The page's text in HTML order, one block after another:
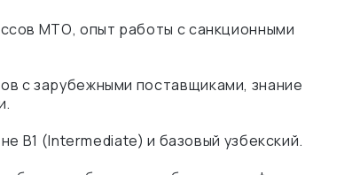
МТО, опыт работы с санкционными
с зарубежными поставщиками, знание
B1 (Intermediate) и базовый узбекский.